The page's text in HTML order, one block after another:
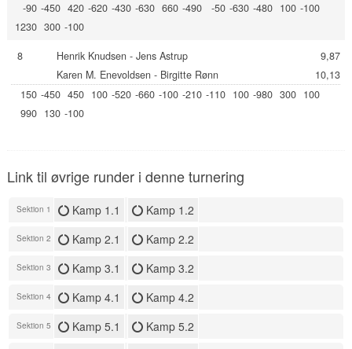
-90 -450 420 -620 -430 -630 660 -490 -50 -630 -480 100 -100
1230 300 -100
8 Henrik Knudsen - Jens Astrup
9,87
Karen M. Enevoldsen - Birgitte Rønn
10,13
150 -450 450 100 -520 -660 -100 -210 -110 100 -980 300 100
990 130 -100
Link til øvrige runder i denne turnering
Sektion 1 Kamp 1.1 Kamp 1.2
Sektion 2 Kamp 2.1 Kamp 2.2
Sektion 3 Kamp 3.1 Kamp 3.2
Sektion 4 Kamp 4.1 Kamp 4.2
Sektion 5 Kamp 5.1 Kamp 5.2